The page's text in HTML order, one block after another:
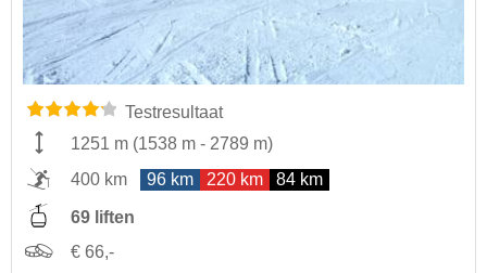
Testresultaat
1251 m (1538 m - 2789 m)
400 km
96 km 220 km 84 km
69 liften
€ 66,-